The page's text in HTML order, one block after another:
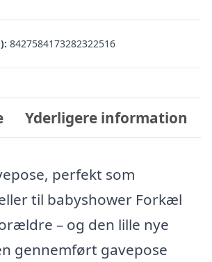
8427584173282322516
Yderligere information
perfekt som
til babyshower Forkæl
– og den lille nye
gennemført gavepose